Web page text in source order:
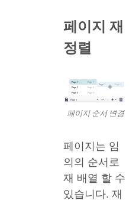
페이지 재
정렬
페이지 순서 변경
페이지는 임
의의 순서로
재 배열 할 수
있습니다. 재